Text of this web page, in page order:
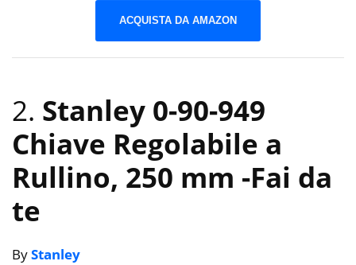
ACQUISTA DA AMAZON
2. Stanley 0-90-949
Chiave Regolabile a
Rullino, 250 mm -Fai da
te
ByStanley